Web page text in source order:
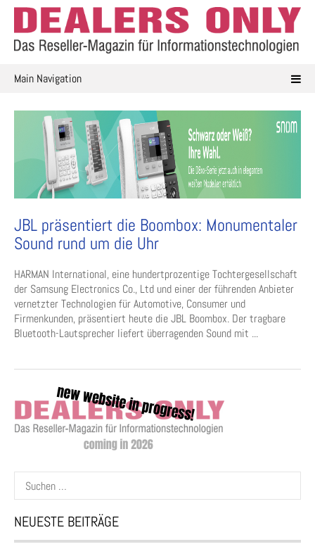
Skip
content
Main Navigation
JBL präsentiert die Boombox: Monumentaler
Sound rund um die Uhr
HARMAN International, eine hundertprozentige Tochtergesellschaft
der Samsung Electronics Co., Ltd und einer der führenden Anbieter
vernetzter Technologien für Automotive, Consumer und
Firmenkunden, präsentiert heute die JBL Boombox. Der tragbare
Bluetooth-Lautsprecher liefert überragenden Sound mit ...
Suchen
nach:
NEUESTE BEITRÄGE